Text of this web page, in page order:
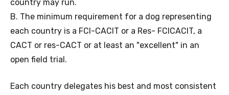
country may run.
B. The minimum requirement for a dog representing
each country is a FCI-CACIT or a Res- FCICACIT, a
CACT or res-CACT or at least an "excellent" in an
open field trial.
Each country delegates his best and most consistent